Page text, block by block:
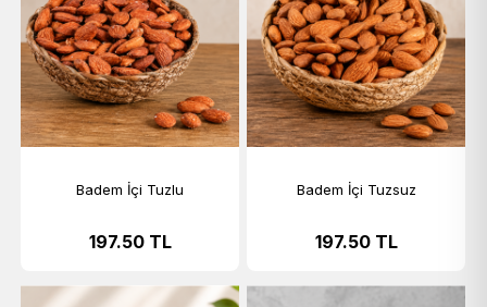
Badem İçi Tuzlu
197.50TL
Badem İçi Tuzsuz
197.50TL